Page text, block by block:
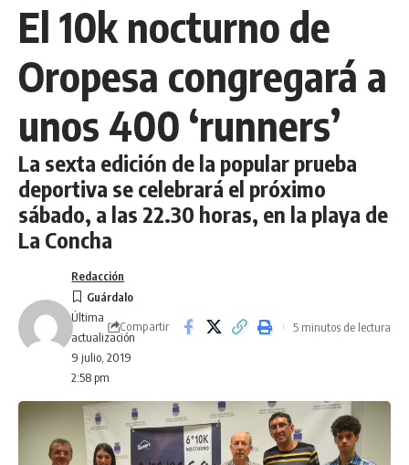
El 10k nocturno de
Oropesa congregará a
unos 400 ‘runners’
La sexta edición de la popular prueba
deportiva se celebrará el próximo
sábado, a las 22.30 horas, en la playa de
La Concha
Última
actualización
9 julio, 2019
2:58 pm
Redacción
Compartir 5 minutos de lectura